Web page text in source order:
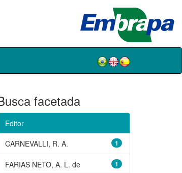
facetada
Editor
1
CARNEVALLI, R. A.
1
FARIAS NETO, A. L. de